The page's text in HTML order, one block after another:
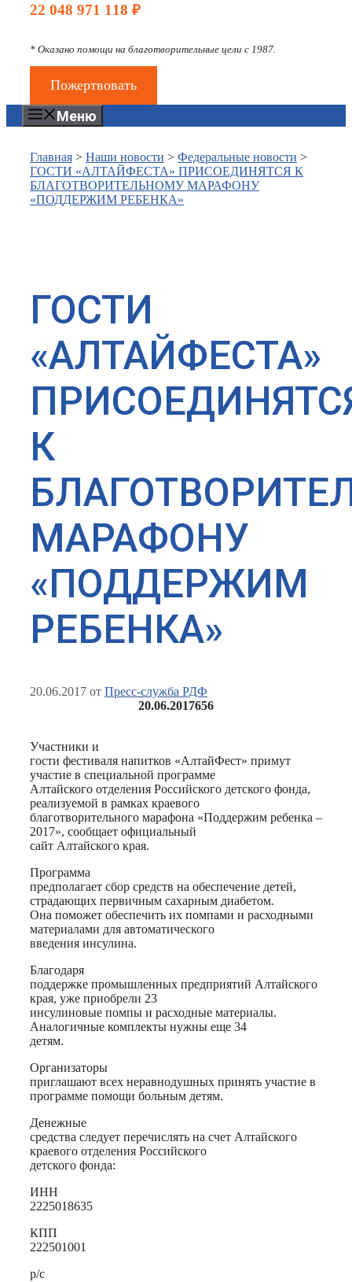
22 048 971 118 ₽
* Оказано помощи на благотворительные цели с 1987.
Пожертвовать
Меню
Главная > Наши новости > Федеральные новости >
ГОСТИ «АЛТАЙФЕСТА» ПРИСОЕДИНЯТСЯ К
БЛАГОТВОРИТЕЛЬНОМУ МАРАФОНУ
«ПОДДЕРЖИМ РЕБЕНКА»
ГОСТИ
«АЛТАЙФЕСТА»
К
МАРАФОНУ
«ПОДДЕРЖИМ
РЕБЕНКА»
20.06.2017 от Пресс-служба РДФ
20.06.2017656
Участники и
гости фестиваля напитков «АлтайФест» примут
участие в специальной программе
Алтайского отделения Российского детского фонда,
реализуемой в рамках краевого
благотворительного марафона «Поддержим ребенка –
2017», сообщает официальный
сайт Алтайского края.
Программа
предполагает сбор средств на обеспечение детей,
страдающих первичным сахарным диабетом.
Она поможет обеспечить их помпами и расходными
материалами для автоматического
введения инсулина.
Благодаря
поддержке промышленных предприятий Алтайского
края, уже приобрели 23
инсулиновые помпы и расходные материалы.
Аналогичные комплекты нужны еще 34
детям.
Организаторы
приглашают всех неравнодушных принять участие в
программе помощи больным детям.
Денежные
средства следует перечислять на счет Алтайского
краевого отделения Российского
детского фонда:
ИНН
2225018635
КПП
222501001
р/с